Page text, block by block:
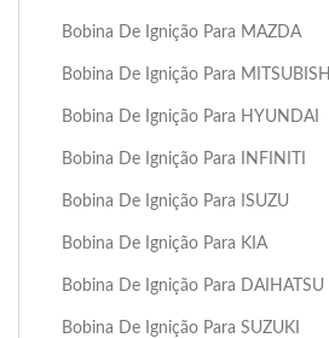
Bobina De Ignição Para MAZDA
Bobina De Ignição Para MITSUBISHI
Bobina De Ignição Para HYUNDAI
Bobina De Ignição Para INFINITI
Bobina De Ignição Para ISUZU
Bobina De Ignição Para KIA
Bobina De Ignição Para DAIHATSU
Bobina De Ignição Para SUZUKI